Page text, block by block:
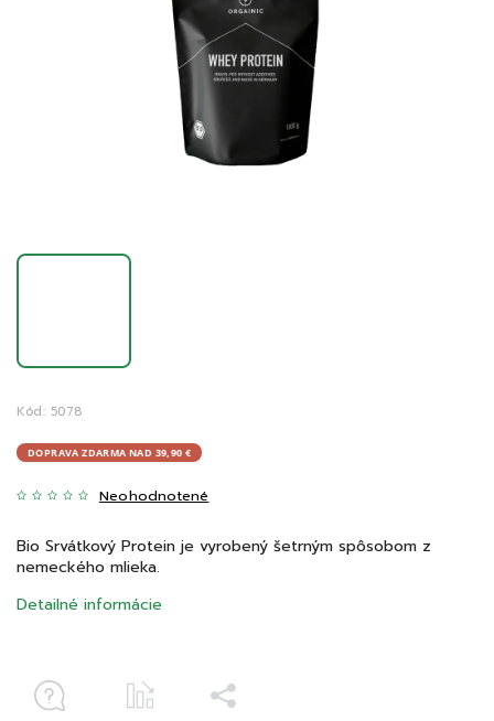
Kód: 5078
DOPRAVA ZDARMA NAD 39,90 €
Neohodnotené
Bio Srvátkový Protein je vyrobený šetrným spôsobom z
nemeckého mlieka.
Detailné informácie